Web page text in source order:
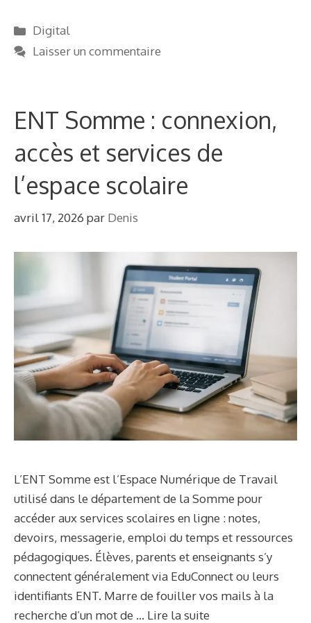
Catégories
Digital
Laisser un commentaire
ENT Somme : connexion,
accès et services de
l’espace scolaire
avril 17, 2026 par Denis
L’ENT Somme est l’Espace Numérique de Travail
utilisé dans le département de la Somme pour
accéder aux services scolaires en ligne : notes,
devoirs, messagerie, emploi du temps et ressources
pédagogiques. Élèves, parents et enseignants s’y
connectent généralement via EduConnect ou leurs
identifiants ENT. Marre de fouiller vos mails à la
recherche d’un mot de … Lire la suite